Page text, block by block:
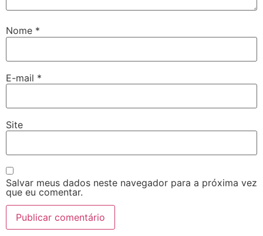
Nome *
E-mail *
Site
Salvar meus dados neste navegador para a próxima vez
que eu comentar.